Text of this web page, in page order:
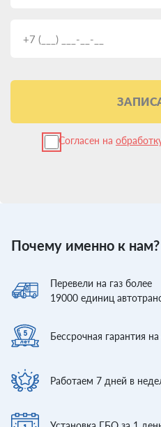
Согласен на
Почему именно к нам?
Перевели на газ более
19000 единиц
Бессрочная гарантия
Работаем 7 дней в